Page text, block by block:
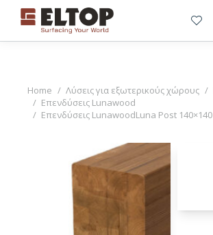
You are here:
Home Λύσεις για εξωτερικούς χώρους
Επενδύσεις Lunawood
Επενδύσεις LunawoodLuna Post 140×140